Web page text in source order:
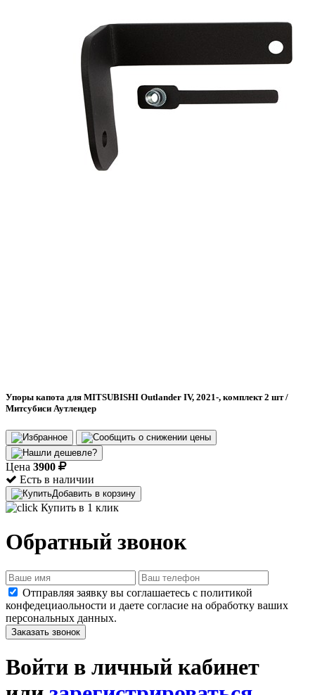
Упоры капота для MITSUBISHI Outlander IV, 2021-, комплект 2 шт /
Митсубиси Аутлендер
Цена 3900
Есть в наличии
Добавить в корзину
Купить в 1 клик
Обратный звонок
Отправляя заявку вы соглашаетесь с политикой
конфедециаольности и даете согласие на обработку ваших
персональных данных.
Заказать звонок
Войти в личный кабинет